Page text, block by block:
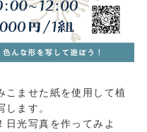
こませた紙を使用して植
ます。
日光写真を作ってみよ